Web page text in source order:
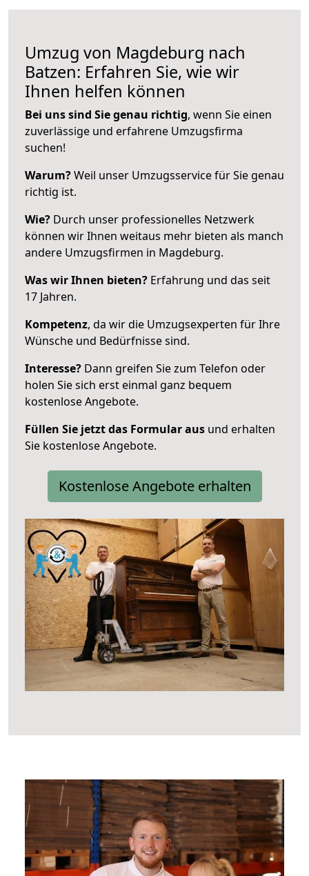
Umzug von Magdeburg nach
Batzen: Erfahren Sie, wie wir
Ihnen helfen können
Bei uns sind Sie genau richtig, wenn Sie einen
zuverlässige und erfahrene Umzugsfirma
suchen!
Warum?Weil unser Umzugsservice für Sie genau
richtig ist.
Wie? Durch unser professionelles Netzwerk
können wir Ihnen weitaus mehr bieten als manch
andere Umzugsfirmen in Magdeburg.
Was wir Ihnen bieten? Erfahrung und das seit
17 Jahren.
Kompetenz, da wir die Umzugsexperten für Ihre
Wünsche und Bedürfnisse sind.
Interesse? Dann greifen Sie zum Telefon oder
holen Sie sich erst einmal ganz bequem
kostenlose Angebote.
Füllen Sie jetzt das Formular aus und erhalten
Sie kostenlose Angebote.
Kostenlose Angebote erhalten